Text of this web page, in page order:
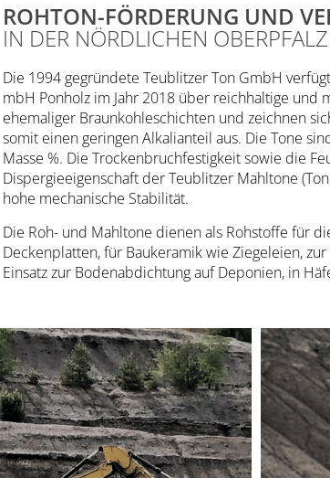
ROHTON-FÖRDERUNG UND
IN DER NÖRDLICHEN
Die 1994 gegründete Teublitzer Ton GmbH
mbH Ponholz im Jahr 2018 über reichhaltige
ehemaliger Braunkohleschichten und zeichnen
somit einen geringen Alkalianteil aus. Die Tone
Masse %. Die Trockenbruchfestigkeit sowie die
Dispergieeigenschaft der Teublitzer Mahltone
hohe mechanische Stabilität.
Die Roh- und Mahltone dienen als Rohstoffe für
Deckenplatten, für Baukeramik wie Ziegeleien,
Einsatz zur Bodenabdichtung auf Deponien, in